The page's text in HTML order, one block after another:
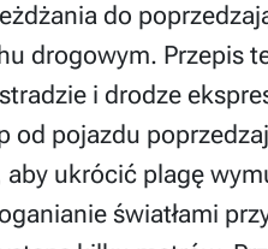
do
drogowym. Przepis
i drodze
od pojazdu
aby ukrócić plagę
światłami